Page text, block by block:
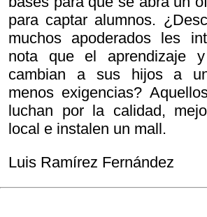
para captar alumnos.
muchos apoderados les
nota que el aprendizaje
cambian a sus hijos a
menos exigencias?
luchan por la calidad,
local e instalen un mall.
Luis Ramírez Fernández